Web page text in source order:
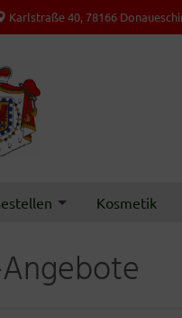
Karlstraße 40, 78166
Kosmetik